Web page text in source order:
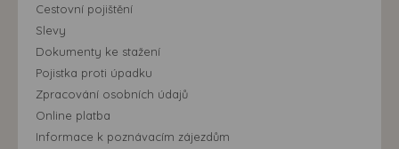
Cestovní pojištění
Slevy
Dokumenty ke stažení
Pojistka proti úpadku
Zpracování osobních údajů
Online platba
Informace k poznávacím zájezdům